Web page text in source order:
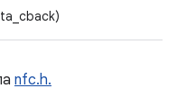
nfc.h.